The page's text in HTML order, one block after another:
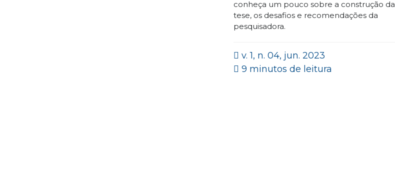
conheça um pouco sobre a construção da
tese, os desafios e recomendações da
pesquisadora.
v. 1, n. 04, jun. 2023
9 minutos de leitura